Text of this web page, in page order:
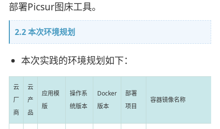
部署Picsur图床工具。
2.2 本次环境规划
本次实践的环境规划如下：
云
厂
商
云
产
品
应用模
版
操作系
统版本
Docker
版本
部署
项目
容器镜像名称